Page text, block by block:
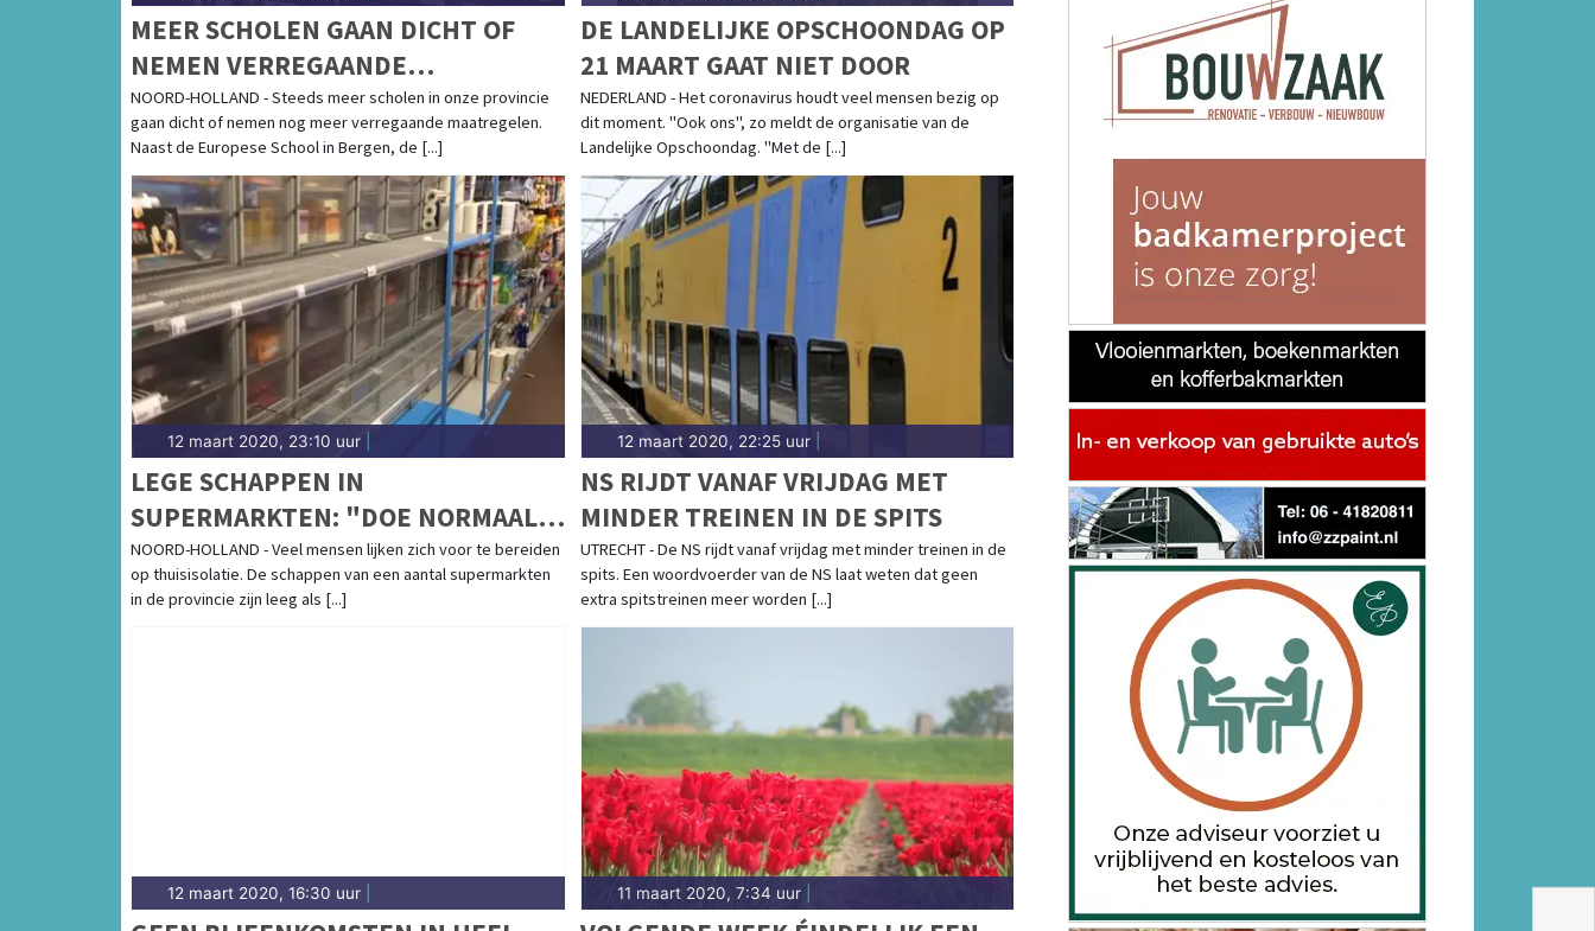
MEER SCHOLEN GAAN DICHT OF
NEMEN VERREGAANDE
MAATREGELEN OM CORONAVIRUS
NOORD-HOLLAND - Steeds meer scholen in onze provincie
gaan dicht of nemen nog meer verregaande maatregelen.
Naast de Europese School in Bergen, de [...]
DE LANDELIJKE OPSCHOONDAG OP
21 MAART GAAT NIET DOOR
NEDERLAND - Het coronavirus houdt veel mensen bezig op
dit moment. "Ook ons", zo meldt de organisatie van de
Landelijke Opschoondag. "Met de [...]
12 maart 2020, 23:10 uur
LEGE SCHAPPEN IN
SUPERMARKTEN: "DOE NORMAAL
BOODSCHAPPEN"
NOORD-HOLLAND - Veel mensen lijken zich voor te bereiden
op thuisisolatie. De schappen van een aantal supermarkten
in de provincie zijn leeg als [...]
12 maart 2020, 22:25 uur|
NS RIJDT VANAF VRIJDAG MET
MINDER TREINEN IN DE SPITS
UTRECHT - De NS rijdt vanaf vrijdag met minder treinen in de
spits. Een woordvoerder van de NS laat weten dat geen
extra spitstreinen meer worden [...]
12 maart 2020, 16:30 uur 11 maart 2020, 7:34 uur|